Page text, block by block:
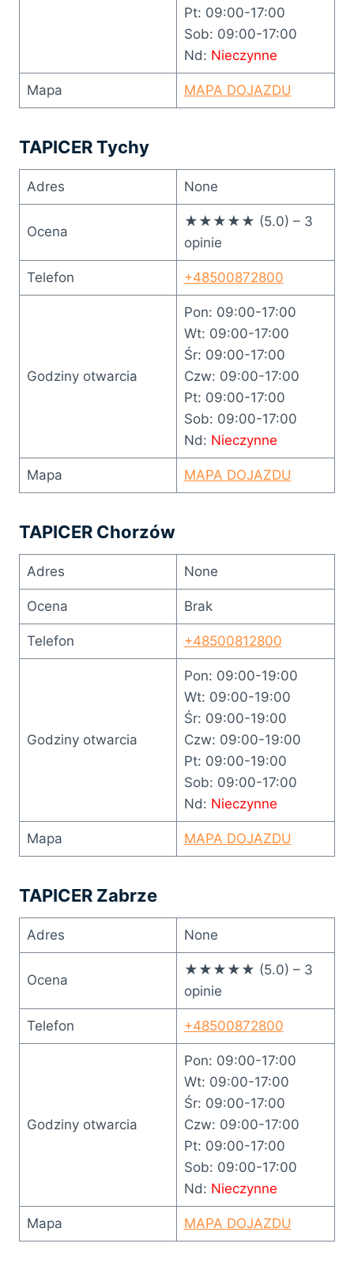
Pt: 09:00-17:00
Sob: 09:00-17:00
Nd: Nieczynne
Mapa MAPA DOJAZDU
TAPICER Tychy
Adres None
Ocena
★★★★★ (5.0) – 3
opinie
Telefon +48500872800
Godziny otwarcia
Pon: 09:00-17:00
Wt: 09:00-17:00
Śr: 09:00-17:00
Czw: 09:00-17:00
Pt: 09:00-17:00
Sob: 09:00-17:00
Nd: Nieczynne
Mapa MAPA DOJAZDU
TAPICER Chorzów
Adres None
Ocena Brak
Telefon +48500812800
Godziny otwarcia
Pon: 09:00-19:00
Wt: 09:00-19:00
Śr: 09:00-19:00
Czw: 09:00-19:00
Pt: 09:00-19:00
Sob: 09:00-17:00
Nd: Nieczynne
Mapa MAPA DOJAZDU
TAPICER Zabrze
Adres None
Ocena
★★★★★ (5.0) – 3
opinie
Telefon +48500872800
Godziny otwarcia
Pon: 09:00-17:00
Wt: 09:00-17:00
Śr: 09:00-17:00
Czw: 09:00-17:00
Pt: 09:00-17:00
Sob: 09:00-17:00
Nd: Nieczynne
Mapa MAPA DOJAZDU